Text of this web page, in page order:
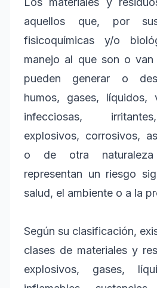
aquellos que, por
fisicoquímicas y/o
manejo al que son o
pueden generar o
humos, gases, líquidos,
infecciosas,
explosivos, corrosivos,
o de otra
representan un riesgo
salud, el ambiente o a la
Según su clasificación,
clases de materiales y
explosivos, gases,